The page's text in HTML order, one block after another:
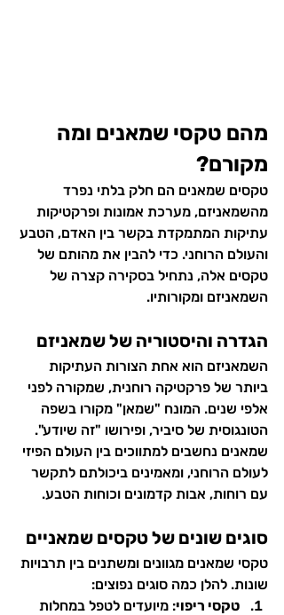
מהם טקסי שמאנים ומה
מקורם?
טקסים שמאנים הם חלק בלתי נפרד
מהשמאניזם, מערכת אמונות ופרקטיקות
עתיקות המתמקדת בקשר בין האדם, הטבע
והעולם הרוחני. כדי להבין את מהותם של
טקסים אלה, נתחיל בסקירה קצרה של
השמאניזם ומקורותיו.
הגדרה והיסטוריה של שמאניזם
השמאניזם הוא אחת הצורות העתיקות
ביותר של פרקטיקה רוחנית, שמקורה לפני
אלפי שנים. המונח "שמאן" מקורו בשפה
הטונגוסית של סיביר, ופירושו "זה שיודע".
שמאנים נחשבים למתווכים בין העולם הפיזי
לעולם הרוחני, ומאמינים ביכולתם לתקשר
עם רוחות, אבות קדמונים וכוחות הטבע.
סוגים שונים של טקסים שמאניים
טקסי שמאנים מגוונים ומשתנים בין תרבויות
שונות. להלן כמה סוגים נפוצים:
טקסי ריפוי: מיועדים לטפל במחלות